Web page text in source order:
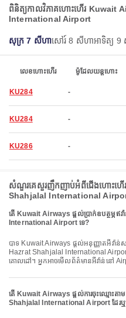
ពិនិត្យកាលវិភាគហោះហើរ Kuwait
International Airport
សុក្រ 7 សីហាសៅរ៍ 8 សីហាអាទិត្យ
លេខហោះហើរ ម៉ូដែលយន្តហោះ
KU284 -
KU284 -
KU286 -
សំណួរគេសួរញឹកញាប់អំពីជើងហោះហើ
Shahjalal International
តើ Kuwait Airways ផ្តល់ប្រាក់ឧបត្ថម្ភឥ
International Airport ទេ?
បាទ Kuwait Airways ផ្តល់អនុញ្ញាតអីវ៉ាន់សម្រាប់ជើងហោះហើរ ក្នុងស្រុក & អន្តរជាតិ ចេញពី
Hazrat Shahjalal International
គោលដៅ។ អ្នកអាចមើលព័ត៌មានអីវ៉ាន់នៅ
តើ Kuwait Airways ផ្តល់ការចុះឈ្មោះត
Shahjalal International Airport ដែរឬ